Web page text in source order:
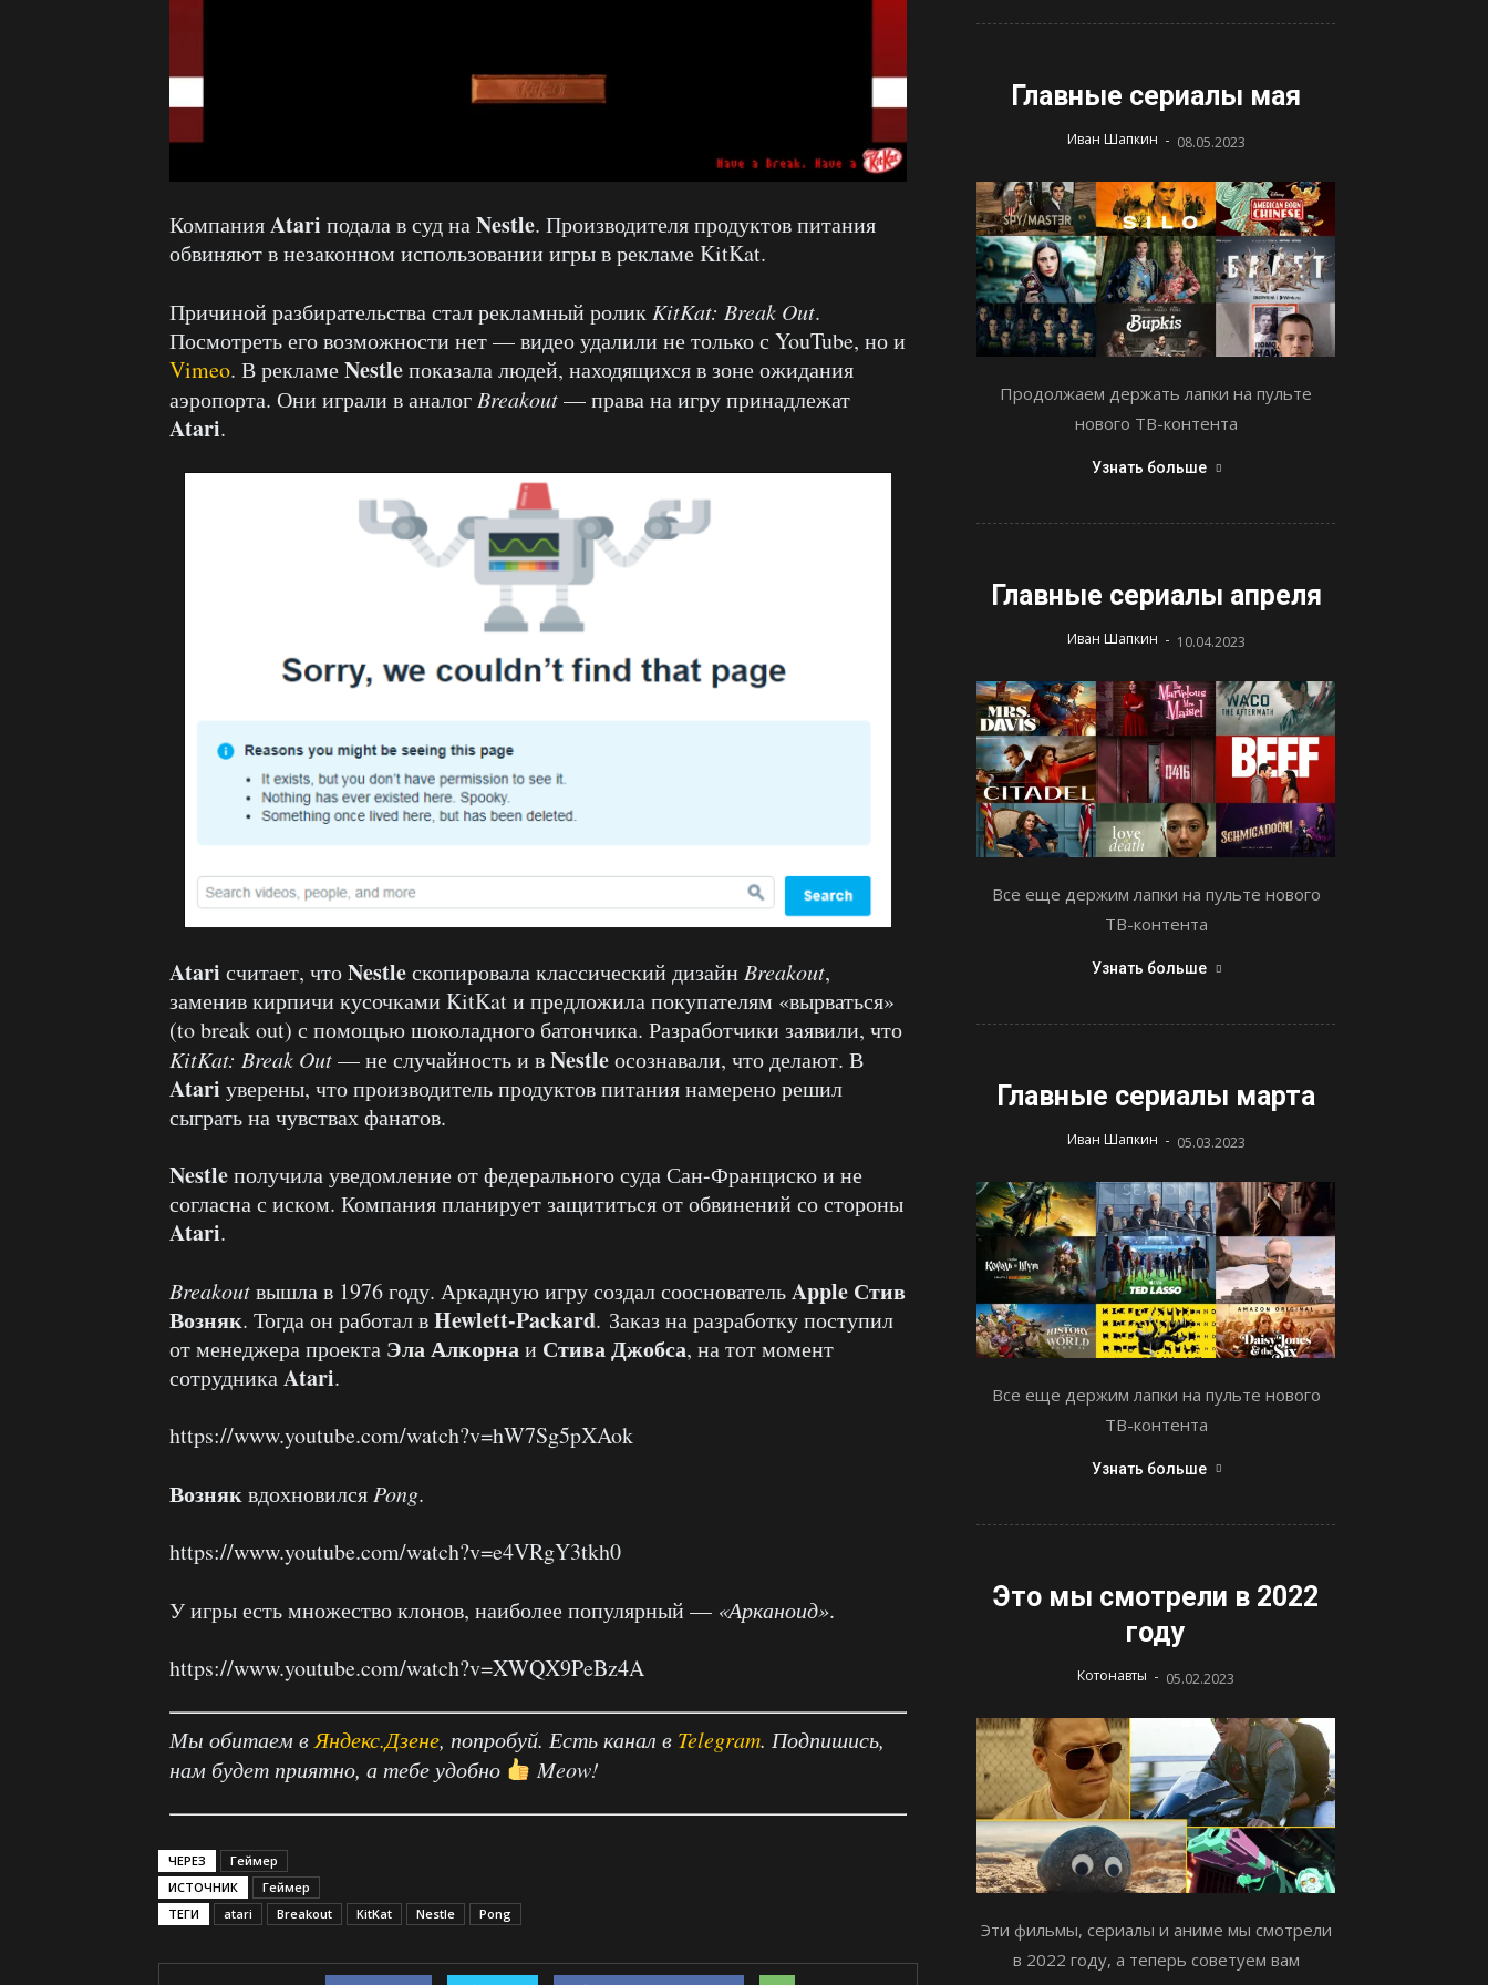
КомпанияAtari подала в суд наNestle. Производителя продуктов питания
обвиняют в незаконном использовании игры в рекламе KitKat.
Причиной разбирательства стал рекламный ролик KitKat: Break Out.
Посмотреть его возможности нет — видео удалили не только с YouTube, но и
Vimeo. В рекламеNestleпоказала людей, находящихся в зоне ожидания
аэропорта. Они играли в аналог Breakout— права на игру принадлежат
Atari.
Atari считает, чтоNestleскопировала классический дизайн Breakout,
заменив кирпичи кусочками KitKat и предложила покупателям «вырваться»
(to break out) с помощью шоколадного батончика. Разработчики заявили, что
KitKat: Break Out— не случайность и вNestleосознавали, что делают. В
Atari уверены, что производитель продуктов питания намерено решил
сыграть на чувствах фанатов.
Nestleполучила уведомление от федерального суда Сан-Франциско и не
согласна с иском. Компания планирует защититься от обвинений со стороны
Atari.
Breakoutвышла в 1976 году. Аркадную игру создал соосновательApple Стив
Возняк. Тогда он работал вHewlett-Packard. Заказ на разработку поступил
от менеджера проекта Эла Алкорнаи Стива Джобса, на тот момент
сотрудникаAtari.
https://www.youtube.com/watch?v=hW7Sg5pXAok
ВозняквдохновилсяPong.
https://www.youtube.com/watch?v=e4VRgY3tkh0
У игры есть множество клонов, наиболее популярный — «Арканоид».
https://www.youtube.com/watch?v=XWQX9PeBz4A
Мы обитаем вЯндекс.Дзене, попробуй. Есть канал в Telegram. Подпишись,
нам будет приятно, а тебе удобно
Meow!
ЧЕРЕЗ
Геймер
ИСТОЧНИК
Геймер
ТЕГИ
atari Breakout KitKat Nestle Pong
Главные сериалы мая
Иван Шапкин - 08.05.2023
Продолжаем держать лапки на пульте
нового ТВ-контента
Узнать больше
Главные сериалы апреля
Иван Шапкин - 10.04.2023
Все еще держим лапки на пульте нового
ТВ-контента
Узнать больше
Главные сериалы марта
Иван Шапкин - 05.03.2023
Все еще держим лапки на пульте нового
ТВ-контента
Узнать больше
Это мы смотрели в 2022
году
Котонавты - 05.02.2023
Эти фильмы, сериалы и аниме мы смотрели
в 2022 году, а теперь советуем вам